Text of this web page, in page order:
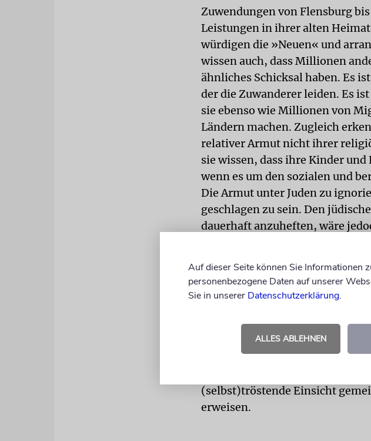
Zuwendungen von Flensburg
Leistungen in ihrer alten
würdigen die »Neuen« und
wissen auch, dass Millionen
ähnliches Schicksal haben. Es
der die Zuwanderer leiden. Es
sie ebenso wie Millionen von
Ländern machen. Zugleich
relativer Armut nicht ihrer
sie wissen, dass ihre Kinder
wenn es um den sozialen und
Die Armut unter Juden zu
geschlagen zu sein. Den
dauerhaft anzuheften, wäre
gefunden haben, um ihre
Beweis zu stellen. Diese
Bundesrepublik blieben.
Doch Geschichte wiederholt
wohl auch die jüdischen
(selbst)tröstende Einsicht
erweisen.
Auf dieser Seite können Sie Informationen
personenbezogene Daten auf unserer
Sie in unserer Datenschutzerklärung.
ALLES ABLEHNEN